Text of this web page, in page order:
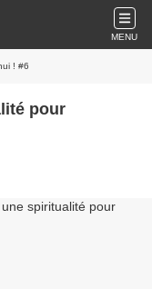
MENU
! #6
pour